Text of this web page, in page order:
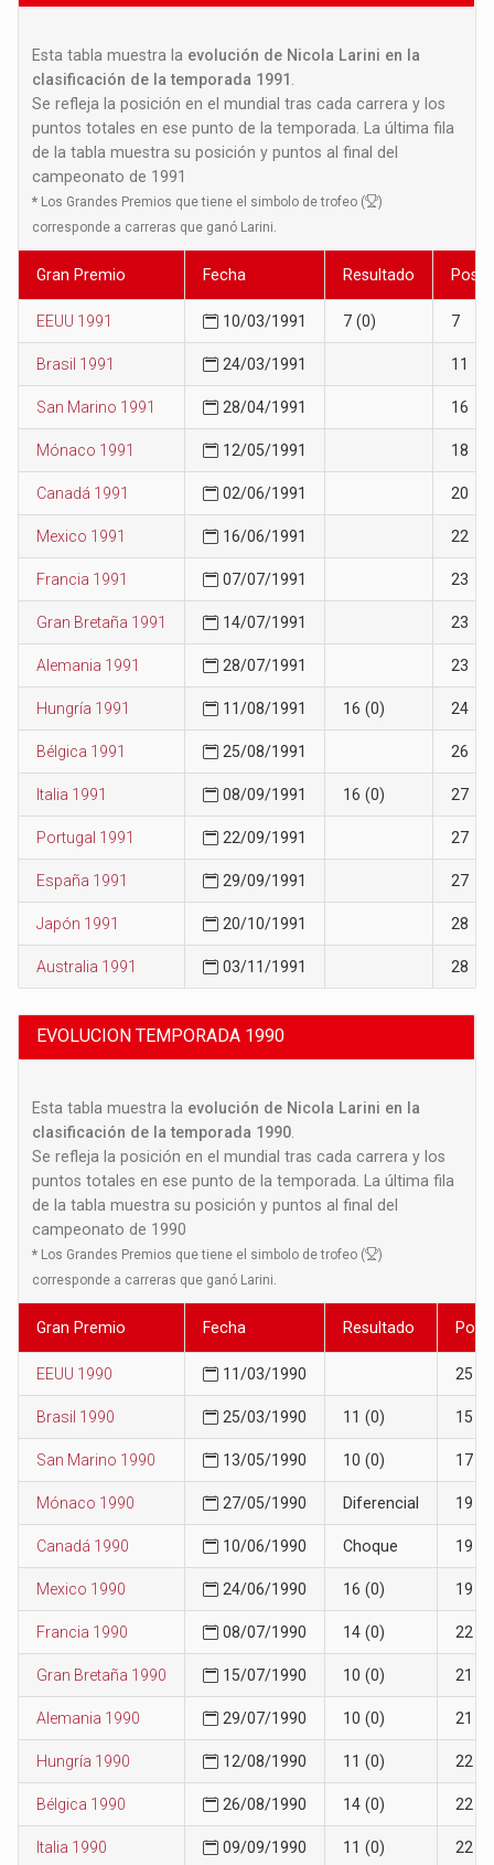
Esta tabla muestra la evolución de Nicola Larini en la
clasificación de la temporada 1991
Se refleja la posición en el mundial tras cada carrera y los
puntos totales en ese punto de la temporada. La última fila
de la tabla muestra su posición y puntos al final del
campeonato de 1991
* Los Grandes Premios que tiene el simbolo de trofeo (
)
corresponde a carreras que ganó Larini.
Gran Premio Fecha Resultado
EEUU 1991 10/03/1991 7 (0) 7
Brasil 1991 24/03/1991 11
San Marino 1991 28/04/1991 16
Mónaco 1991 12/05/1991 18
Canadá 1991 02/06/1991 20
Mexico 1991 16/06/1991 22
Francia 1991 07/07/1991 23
Gran Bretaña 1991 14/07/1991 23
Alemania 1991 28/07/1991 23
Hungría 1991 11/08/1991 16 (0) 24
Bélgica 1991 25/08/1991 26
Italia 1991 08/09/1991 16 (0) 27
Portugal 1991 22/09/1991 27
España 1991 29/09/1991 27
Japón 1991 20/10/1991 28
Australia 1991 03/11/1991 28
EVOLUCION TEMPORADA 1990
Esta tabla muestra la evolución de Nicola Larini en la
clasificación de la temporada 1990
Se refleja la posición en el mundial tras cada carrera y los
puntos totales en ese punto de la temporada. La última fila
de la tabla muestra su posición y puntos al final del
campeonato de 1990
* Los Grandes Premios que tiene el simbolo de trofeo (
)
corresponde a carreras que ganó Larini.
Gran Premio Fecha Resultado
EEUU 1990 11/03/1990 25
Brasil 1990 25/03/1990 11 (0) 15
San Marino 1990 13/05/1990 10 (0) 17
Mónaco 1990 27/05/1990 Diferencial 19
Canadá 1990 10/06/1990 Choque 19
Mexico 1990 24/06/1990 16 (0) 19
Francia 1990 08/07/1990 14 (0) 22
Gran Bretaña 1990 15/07/1990 10 (0) 21
Alemania 1990 29/07/1990 10 (0) 21
Hungría 1990 12/08/1990 11 (0) 22
Bélgica 1990 26/08/1990 14 (0) 22
Italia 1990 09/09/1990 11 (0) 22